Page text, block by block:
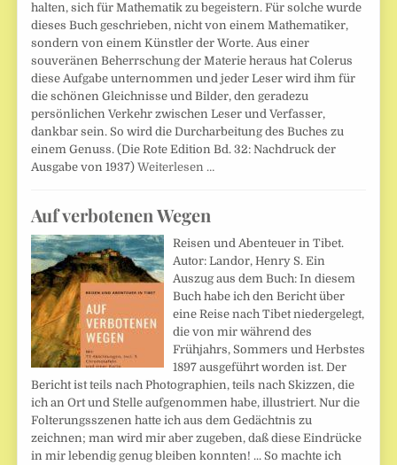
halten, sich für Mathematik zu begeistern. Für solche wurde
dieses Buch geschrieben, nicht von einem Mathematiker,
sondern von einem Künstler der Worte. Aus einer
souveränen Beherrschung der Materie heraus hat Colerus
diese Aufgabe unternommen und jeder Leser wird ihm für
die schönen Gleichnisse und Bilder, den geradezu
persönlichen Verkehr zwischen Leser und Verfasser,
dankbar sein. So wird die Durcharbeitung des Buches zu
einem Genuss. (Die Rote Edition Bd. 32: Nachdruck der
Ausgabe von 1937)Weiterlesen …
Auf verbotenen Wegen
Reisen und Abenteuer in Tibet.
Autor: Landor, Henry S. Ein
Auszug aus dem Buch: In diesem
Buch habe ich den Bericht über
eine Reise nach Tibet niedergelegt,
die von mir während des
Frühjahrs, Sommers und Herbstes
1897 ausgeführt worden ist. Der
Bericht ist teils nach Photographien, teils nach Skizzen, die
ich an Ort und Stelle aufgenommen habe, illustriert. Nur die
Folterungsszenen hatte ich aus dem Gedächtnis zu
zeichnen; man wird mir aber zugeben, daß diese Eindrücke
in mir lebendig genug bleiben konnten! ... So machte ich